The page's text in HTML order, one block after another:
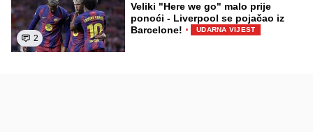
2
Veliki "Here we go" malo prije
ponoći - Liverpool se pojačao iz
Barcelone! · UDARNA VIJEST